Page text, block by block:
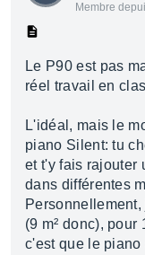
Membre
Le P90 est pas
réel travail en
L'idéal, mais le
piano Silent: tu
et t'y fais rajouter
dans différentes
(9 m² donc),
c'est que le